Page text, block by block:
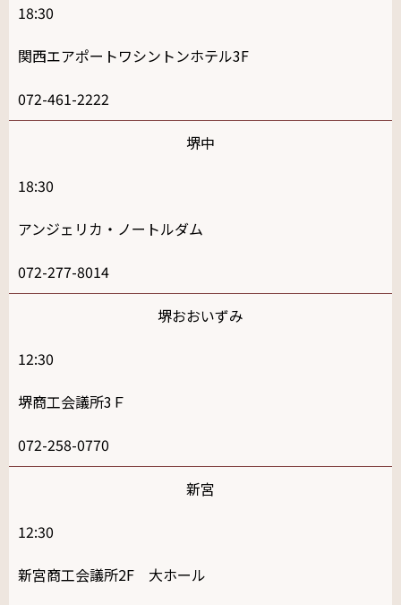
18:30
関西エアポートワシントンホテル3F
072-461-2222
堺中
18:30
アンジェリカ・ノートルダム
072-277-8014
堺おおいずみ
12:30
堺商工会議所3Ｆ
072-258-0770
新宮
12:30
新宮商工会議所2F 大ホール